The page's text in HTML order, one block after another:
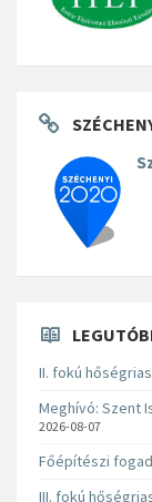
II. fokú
Meghívó: Szent
2026-08-07
Főépítészi
III. fokú